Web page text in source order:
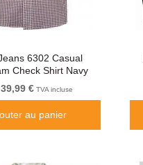
6302 Casual
Check Shirt Navy
€TVA incluse
au panier